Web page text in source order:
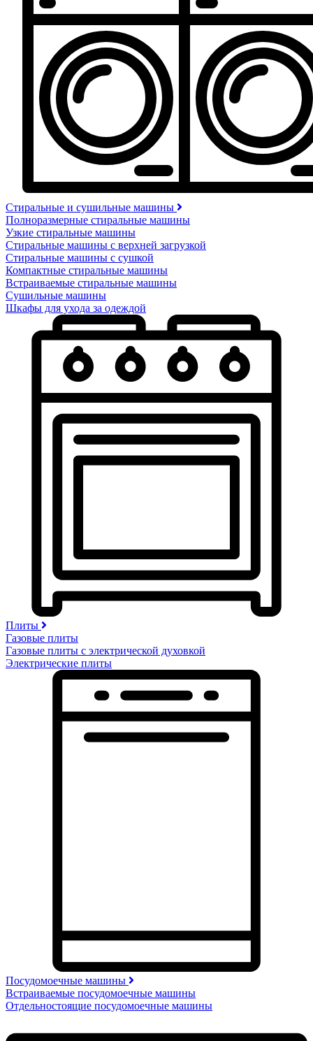
Стиральные и сушильные машины
Полноразмерные стиральные машины
Узкие стиральные машины
Стиральные машины с верхней загрузкой
Стиральные машины с сушкой
Компактные стиральные машины
Встраиваемые стиральные машины
Сушильные машины
Шкафы для ухода за одеждой
Плиты
Газовые плиты
Газовые плиты с электрической духовкой
Электрические плиты
Посудомоечные машины
Встраиваемые посудомоечные машины
Отдельностоящие посудомоечные машины